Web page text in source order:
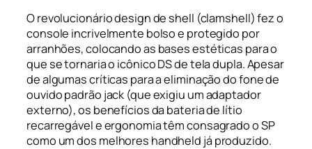
O revolucionário design de shell (clamshell) fez o
console incrivelmente bolso e protegido por
arranhões, colocando as bases estéticas para o
que se tornaria o icônico DS de tela dupla. Apesar
de algumas críticas para a eliminação do fone de
ouvido padrão jack (que exigiu um adaptador
externo), os benefícios da bateria de lítio
recarregável e ergonomia têm consagrado o SP
como um dos melhores handheld já produzido.